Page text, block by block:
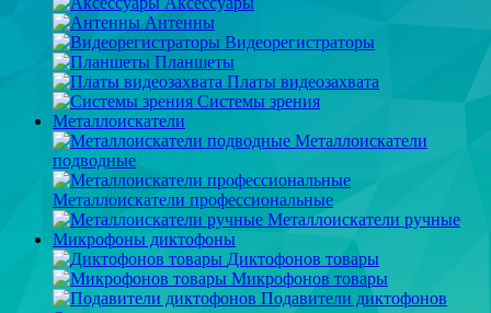
Антенны
Видеорегистраторы
Планшеты
Платы видеозахвата
Системы зрения
Металлоискатели
Металлоискатели
подводные
Металлоискатели профессиональные
Металлоискатели ручные
Микрофоны диктофоны
Диктофонов товары
Микрофонов товары
Подавители диктофонов